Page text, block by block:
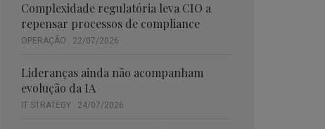
Complexidade regulatória leva CIO a
repensar processos de compliance
OPERAÇÃO . 22/07/2026
Lideranças ainda não acompanham
evolução da IA
IT STRATEGY . 24/07/2026